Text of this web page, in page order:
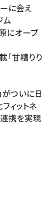
に会え
ム
にオープ
甘糟りり
がついに日
ィットネ
携を実現